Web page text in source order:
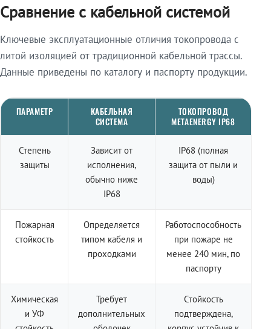
Сравнение с кабельной системой
Ключевые эксплуатационные отличия токопровода с
литой изоляцией от традиционной кабельной трассы.
Данные приведены по каталогу и паспорту продукции.
ПАРАМЕТР
КАБЕЛЬНАЯ
СИСТЕМА
ТОКОПРОВОД
METAENERGY IP68
Степень
защиты
Зависит от
исполнения,
обычно ниже
IP68
IP68 (полная
защита от пыли и
воды)
Пожарная
стойкость
Определяется
типом кабеля и
проходками
Работоспособность
при пожаре не
менее 240 мин, по
паспорту
Химическая
и УФ
Требует
дополнительных
Стойкость
подтверждена,